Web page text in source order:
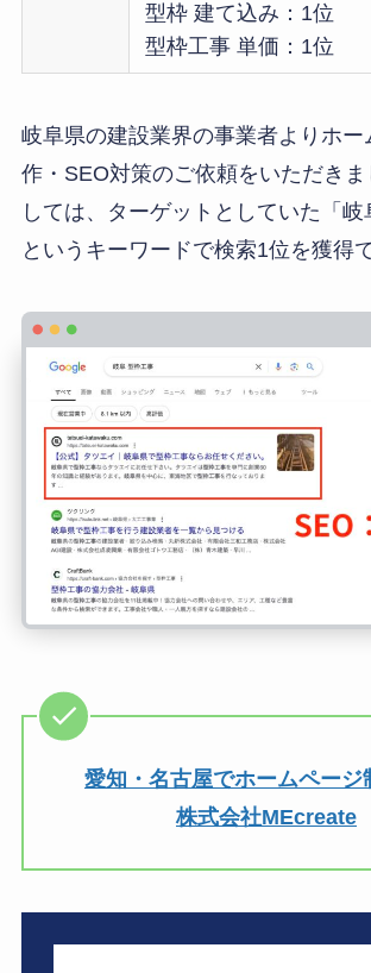
型枠 建て込み：1位
型枠工事 単価：1位
岐阜県の建設業界の事業者よりホー
作・SEO対策のご依頼をいただきま
しては、ターゲットとしていた「岐
というキーワードで検索1位を獲得
愛知・名古屋でホームページ
株式会社MEcreate